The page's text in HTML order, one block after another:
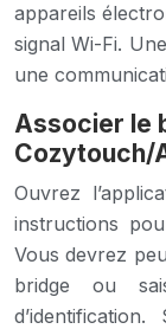
appareils
signal Wi-Fi.
une
Associer le
Cozytouch/
Ouvrez
instructions
Vous devrez
bridge ou